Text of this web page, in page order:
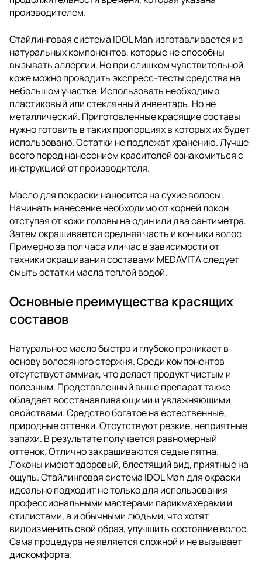
производителем.
Стайлинговая система IDOL Man изготавливается из
натуральных компонентов, которые не способны
вызывать аллергии. Но при слишком чувствительной
коже можно проводить экспресс-тесты средства на
небольшом участке. Использовать необходимо
пластиковый или стеклянный инвентарь. Но не
металлический. Приготовленные красящие составы
нужно готовить в таких пропорциях в которых их будет
использовано. Остатки не подлежат хранению. Лучше
всего перед нанесением красителей ознакомиться с
инструкцией от производителя.
Масло для покраски наносится на сухие волосы.
Начинать нанесение необходимо от корней локон
отступая от кожи головы на один или два сантиметра.
Затем окрашивается средняя часть и кончики волос.
Примерно за пол часа или час в зависимости от
техники окрашивания составами MEDAVITA следует
смыть остатки масла теплой водой.
Основные преимущества красящих
составов
Натуральное масло быстро и глубоко проникает в
основу волосяного стержня. Среди компонентов
отсутствует аммиак, что делает продукт чистым и
полезным. Представленный выше препарат также
обладает восстанавливающими и увлажняющими
свойствами. Средство богатое на естественные,
природные оттенки. Отсутствуют резкие, неприятные
запахи. В результате получается равномерный
оттенок. Отлично закрашиваются седые пятна.
Локоны имеют здоровый, блестящий вид, приятные на
ощупь. Стайлинговая система IDOL Man для окраски
идеально подходит не только для использования
профессиональными мастерами парикмахерами и
стилистами, а и обычными людьми, что хотят
видоизменить свой образ, улучшить состояние волос.
Сама процедура не является сложной и не вызывает
дискомфорта.